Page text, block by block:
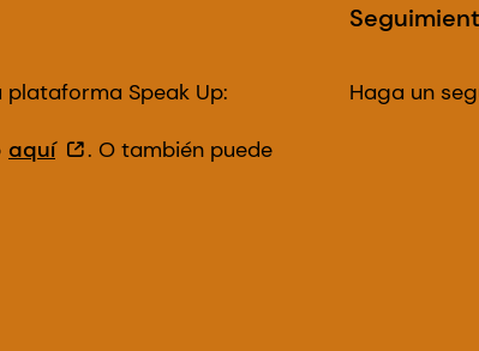
Speak Up:
aquí
. O también puede
Haga un